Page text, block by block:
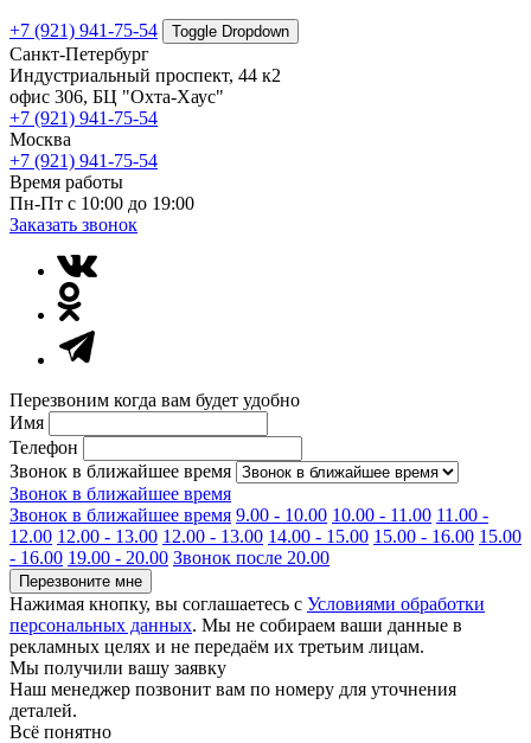
+7 (921) 941-75-54 Toggle Dropdown
Санкт-Петербург
Индустриальный проспект, 44 к2
офис 306, БЦ "Охта-Хаус"
+7 (921) 941-75-54
Москва
+7 (921) 941-75-54
Время работы
Пн-Пт с 10:00 до 19:00
Заказать звонок
Перезвоним когда вам будет удобно
Имя
Телефон
Звонок в ближайшее время
Звонок в ближайшее время
Звонок в ближайшее время 9.00 - 10.00 10.00 - 11.00 11.00 -
12.00 12.00 - 13.00 12.00 - 13.00 14.00 - 15.00 15.00 - 16.00 15.00
- 16.00 19.00 - 20.00 Звонок после 20.00
Перезвоните мне
Нажимая кнопку, вы соглашаетесь с Условиями обработки
персональных данных. Мы не собираем ваши данные в
рекламных целях и не передаём их третьим лицам.
Мы получили вашу заявку
Наш менеджер позвонит вам по номеру для уточнения
деталей.
Всё понятно